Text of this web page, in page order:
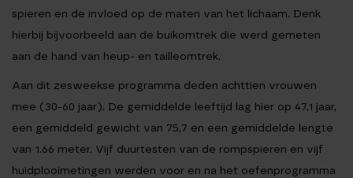
spieren en de invloed op de maten van het lichaam. Denk
hierbij bijvoorbeeld aan de buikomtrek die werd gemeten
aan de hand van heup- en tailleomtrek.
Aan dit zesweekse programma deden achttien vrouwen
mee (30-60 jaar). De gemiddelde leeftijd lag hier op 47,1 jaar,
een gemiddeld gewicht van 75,7 en een gemiddelde lengte
van 1.66 meter. Vijf duurtesten van de rompspieren en vijf
huidplooimetingen werden voor en na het oefenprogramma